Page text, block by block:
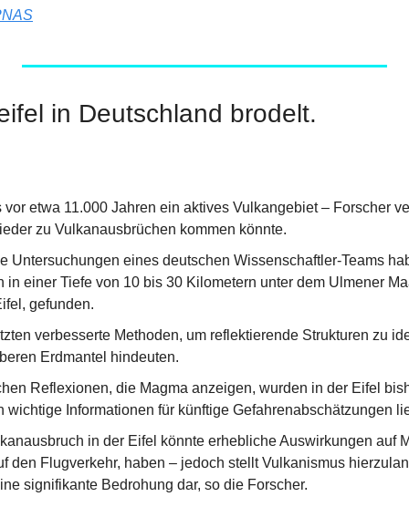
in Deutschland brodelt.
etwa 11.000 Jahren ein aktives Vulkangebiet – Forscher
zu Vulkanausbrüchen kommen könnte.
Untersuchungen eines deutschen Wissenschaftler-Teams
in einer Tiefe von 10 bis 30 Kilometern unter dem Ulmener
gefunden.
verbesserte Methoden, um reflektierende Strukturen zu
Erdmantel hindeuten.
Reflexionen, die Magma anzeigen, wurden in der Eifel
wichtige Informationen für künftige Gefahrenabschätzungen
in der Eifel könnte erhebliche Auswirkungen auf
den Flugverkehr, haben – jedoch stellt Vulkanismus
signifikante Bedrohung dar, so die Forscher.